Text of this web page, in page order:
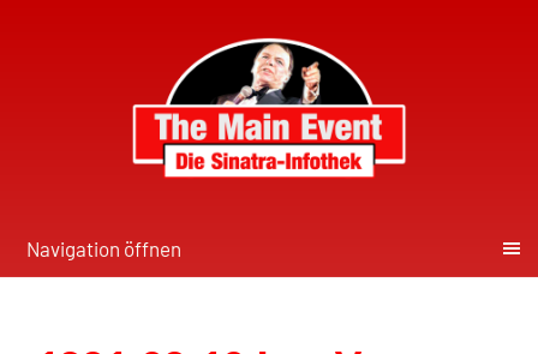
Navigation öffnen